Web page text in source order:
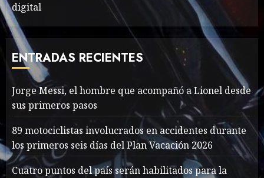
1
Jorge Messi, el hombre
que acompañó a Lionel
desde sus primeros pasos
AGOSTO 8, 2026 55
2
Searching for the
forgotten heroes of World
War Two
MAYO 14, 2024 866
digital
ENTRADAS RECIENTES
Jorge Messi, el hombre que acompañó a Lionel desde
sus primeros pasos
89 motociclistas involucrados en accidentes durante
los primeros seis días del Plan Vacación 2026
Cuatro puntos del país serán habilitados para la